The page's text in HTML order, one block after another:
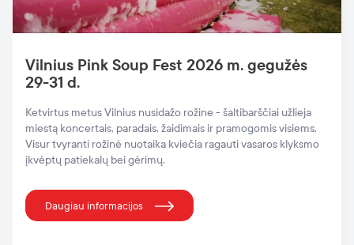
Vilnius Pink Soup Fest 2026 m. gegužės
29-31 d.
Ketvirtus metus Vilnius nusidažo rožine - šaltibarščiai užlieja
miestą koncertais, paradais, žaidimais ir pramogomis visiems.
Visur tvyranti rožinė nuotaika kviečia ragauti vasaros klyksmo
įkvėptų patiekalų bei gėrimų.
Daugiau informacijos